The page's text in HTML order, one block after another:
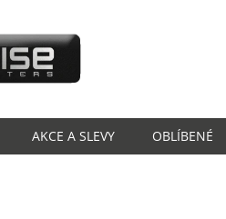
AKCE A SLEVY OBLÍBENÉ